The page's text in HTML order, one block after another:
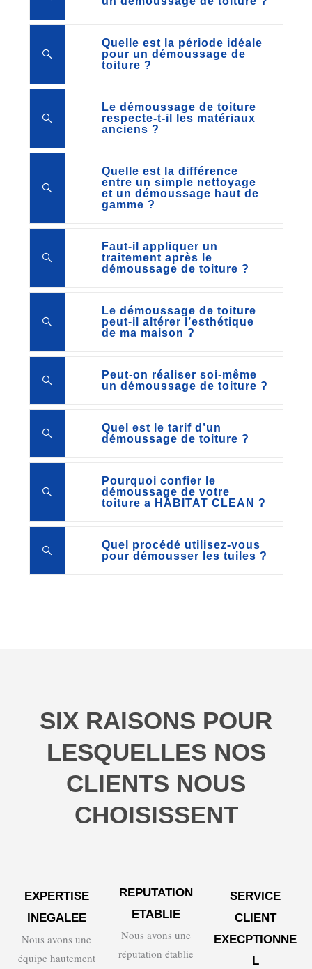
Quelle est la période idéale
pour un démoussage de
toiture ?
Le démoussage de toiture
respecte-t-il les matériaux
anciens ?
Quelle est la différence
entre un simple nettoyage
et un démoussage haut de
gamme ?
Faut-il appliquer un
traitement après le
démoussage de toiture ?
Le démoussage de toiture
peut-il altérer l’esthétique
de ma maison ?
Peut-on réaliser soi-même
un démoussage de toiture ?
Quel est le tarif d’un
démoussage de toiture ?
Pourquoi confier le
démoussage de votre
toiture a HABITAT CLEAN ?
Quel procédé utilisez-vous
pour démousser les tuiles ?
SIX RAISONS POUR
LESQUELLES NOS
CLIENTS NOUS
CHOISISSENT
EXPERTISE
INEGALEE
Nous avons une
équipe hautement
REPUTATION
ETABLIE
Nous avons une
réputation établie
SERVICE
CLIENT
EXECPTIONNE
L